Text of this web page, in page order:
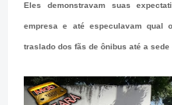
Eles demonstravam suas
empresa e até especulavam
traslado dos fãs de ônibus até a sede